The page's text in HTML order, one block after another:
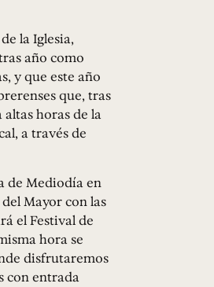
la Iglesia,
año como
y que este año
que, tras
horas de la
a través de
de Mediodía en
Mayor con las
el Festival de
hora se
disfrutaremos
con entrada